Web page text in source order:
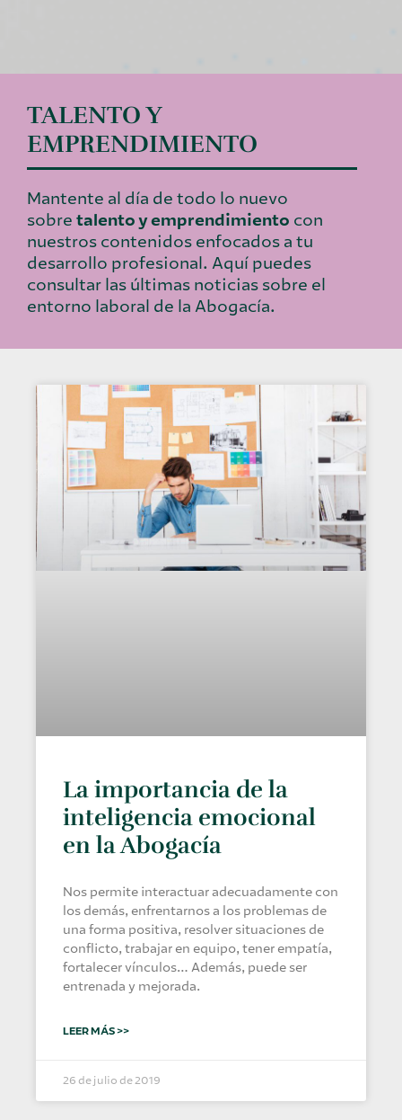
TALENTO Y
EMPRENDIMIENTO
Mantente al día de todo lo nuevo
sobre talento y emprendimiento con
nuestros contenidos enfocados a tu
desarrollo profesional. Aquí puedes
consultar las últimas noticias sobre el
entorno laboral de la Abogacía.
La importancia de la
inteligencia emocional
en la Abogacía
Nos permite interactuar adecuadamente con
los demás, enfrentarnos a los problemas de
una forma positiva, resolver situaciones de
conflicto, trabajar en equipo, tener empatía,
fortalecer vínculos… Además, puede ser
entrenada y mejorada.
LEER MÁS >>
26 de julio de 2019